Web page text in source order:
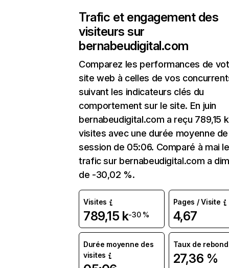
Trafic et engagement des
visiteurs sur
bernabeudigital.com
Comparez les performances de
site web à celles de vos
suivant les indicateurs clés du
comportement sur le site. En juin
bernabeudigital.com a reçu 789,15 k
visites avec une durée moyenne
session de 05:06. Comparé à mai le
trafic sur bernabeudigital.com a
de -30,02 %.
Visites
789,15 k-30 %
Pages / Visite
4,67
Durée moyenne des
visites
Taux de rebond
27,36 %